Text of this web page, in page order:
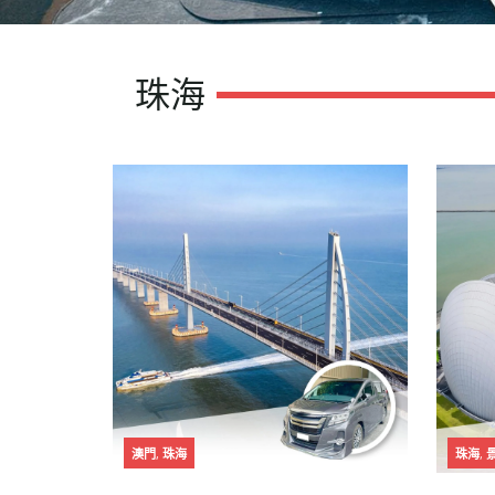
珠海
澳門, 珠海 珠海,